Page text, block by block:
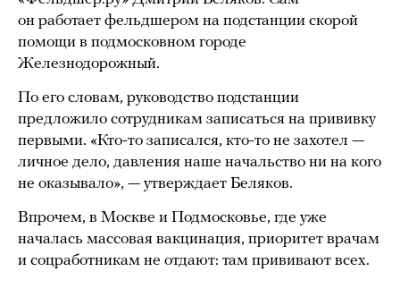
он работает фельдшером на подстанции скорой
помощи в подмосковном городе
Железнодорожный.
По его словам, руководство подстанции
предложило сотрудникам записаться на прививку
первыми. «Кто-то записался, кто-то не захотел —
личное дело, давления наше начальство ни на кого
не оказывало», — утверждает Беляков.
Впрочем, в Москве и Подмосковье, где уже
началась массовая вакцинация, приоритет врачам
и соцработникам не отдают: там прививают всех.